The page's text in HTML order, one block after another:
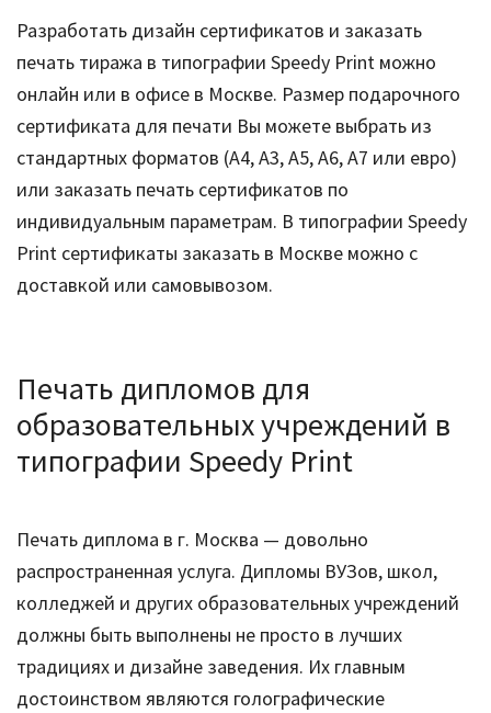
Разработать дизайн сертификатов и заказать
печать тиража в типографии Speedy Print можно
онлайн или в офисе в Москве. Размер подарочного
сертификата для печати Вы можете выбрать из
стандартных форматов (А4, А3, А5, А6, А7 или евро)
или заказать печать сертификатов по
индивидуальным параметрам. В типографии Speedy
Print сертификаты заказать в Москве можно с
доставкой или самовывозом.
Печать дипломов для
образовательных учреждений в
типографии Speedy Print
Печать диплома в г. Москва — довольно
распространенная услуга. Дипломы ВУЗов, школ,
колледжей и других образовательных учреждений
должны быть выполнены не просто в лучших
традициях и дизайне заведения. Их главным
достоинством являются голографические